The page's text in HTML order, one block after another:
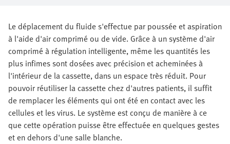
Le déplacement du fluide s'effectue par poussée et aspiration
à l'aide d'air comprimé ou de vide. Grâce à un système d'air
comprimé à régulation intelligente, même les quantités les
plus infimes sont dosées avec précision et acheminées à
l'intérieur de la cassette, dans un espace très réduit. Pour
pouvoir réutiliser la cassette chez d'autres patients, il suffit
de remplacer les éléments qui ont été en contact avec les
cellules et les virus. Le système est conçu de manière à ce
que cette opération puisse être effectuée en quelques gestes
et en dehors d'une salle blanche.